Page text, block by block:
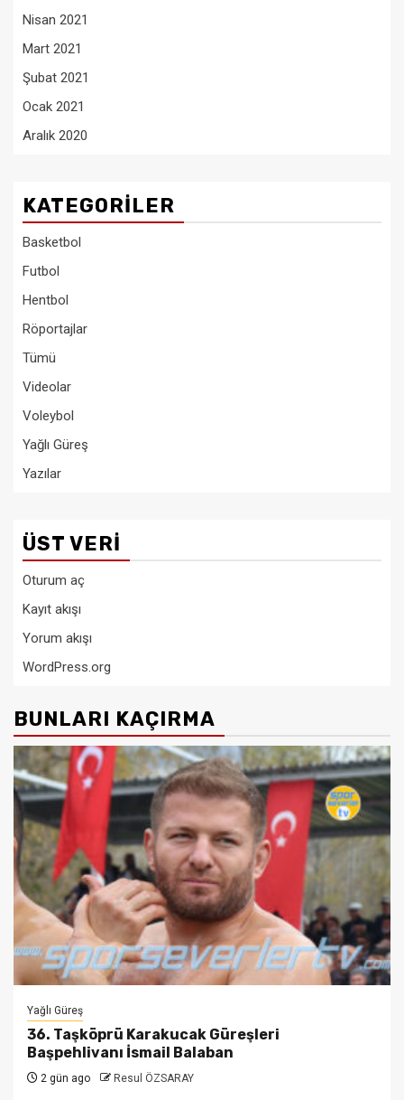
Nisan 2021
Mart 2021
Şubat 2021
Ocak 2021
Aralık 2020
KATEGORILER
Basketbol
Futbol
Hentbol
Röportajlar
Tümü
Videolar
Voleybol
Yağlı Güreş
Yazılar
ÜST VERI
Oturum aç
Kayıt akışı
Yorum akışı
WordPress.org
BUNLARI KAÇIRMA
Yağlı Güreş
36. Taşköprü Karakucak Güreşleri
Başpehlivanı İsmail Balaban
2 gün ago Resul ÖZSARAY